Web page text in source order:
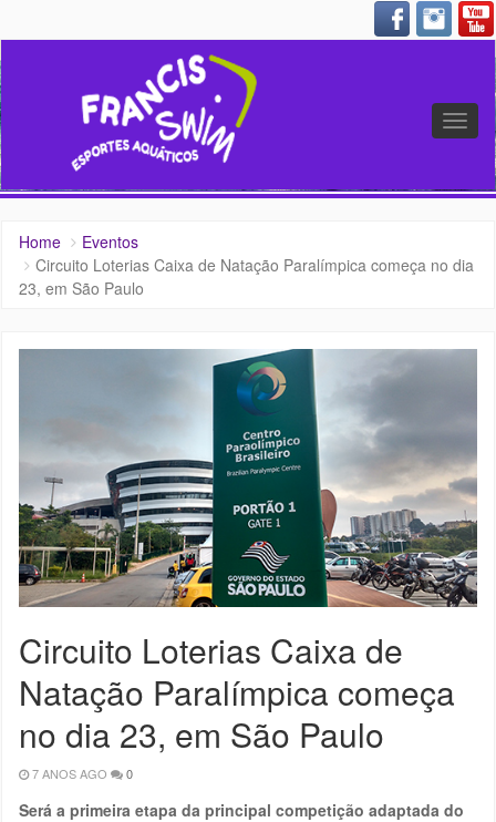
Home
Eventos
Circuito Loterias Caixa de Natação Paralímpica começa no dia
23, em São Paulo
Circuito Loterias Caixa de
Natação Paralímpica começa
no dia 23, em São Paulo
7 ANOS AGO 0
Será a primeira etapa da principal competição adaptada do